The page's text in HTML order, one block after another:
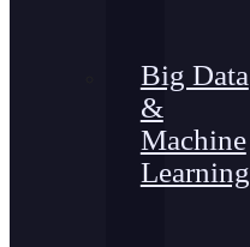
Big Data
&
Machine
Learning